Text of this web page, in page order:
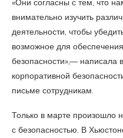
«Они согласны с тем, что
внимательно изучить
деятельности, чтобы
возможное для
безопасности»,— написала
корпоративной
письме сотрудникам.
Только в марте произошло
с безопасностью. В